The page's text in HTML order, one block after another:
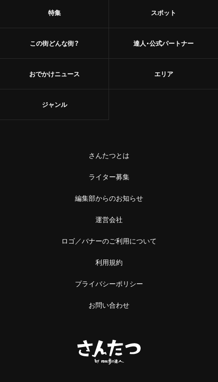
特集
この街どんな街？
おでかけニュース
スポット
達人・公式パートナー
エリア
ジャンル
さんたつとは
ライター募集
編集部からのお知らせ
運営会社
ロゴ／バナーのご利用について
利用規約
プライバシーポリシー
お問い合わせ